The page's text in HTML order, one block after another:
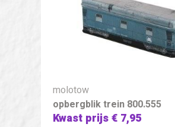
molotow
opbergblik trein 800.555
Kwast prijs€ 7,95